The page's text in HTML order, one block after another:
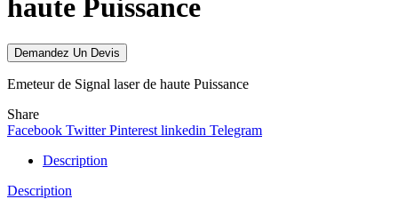
haute Puissance
Demandez Un Devis
Emeteur de Signal laser de haute Puissance
Share
Facebook Twitter Pinterest linkedin Telegram
Description
Description